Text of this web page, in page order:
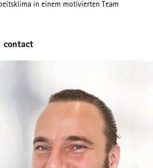
in einem motivierten Team
contact